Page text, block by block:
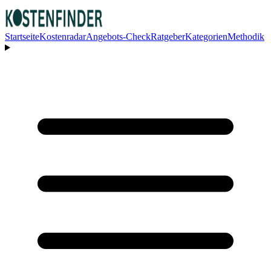
StartseiteKostenradarAngebots-CheckRatgeberKategorienMethodik